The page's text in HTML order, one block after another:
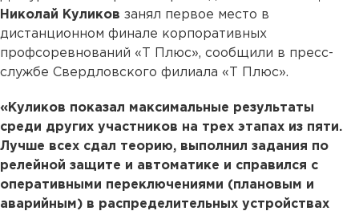
Николай Куликов занял первое место в
дистанционном финале корпоративных
профсоревнований «Т Плюс», сообщили в пресс-
службе Свердловского филиала «Т Плюс».
«Куликов показал максимальные результаты
среди других участников на трех этапах из пяти.
Лучше всех сдал теорию, выполнил задания по
релейной защите и автоматике и справился с
оперативными переключениями (плановым и
аварийным) в распределительных устройствах